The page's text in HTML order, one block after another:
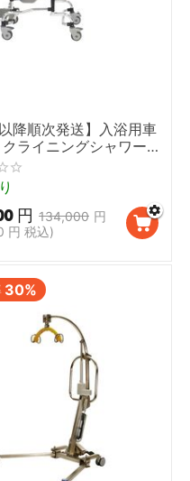
以降順次発送】入浴用車
ライニングシャワー
コモード付
134,000 円
円
円 税込)
30%